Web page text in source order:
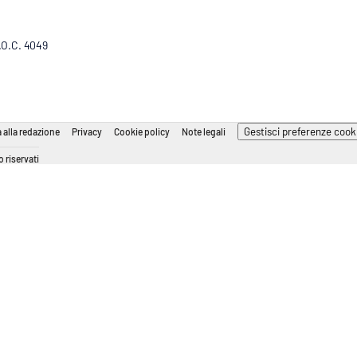
4049
alla redazione Privacy Cookie policy Note legali Gestisci preferenze
riservati